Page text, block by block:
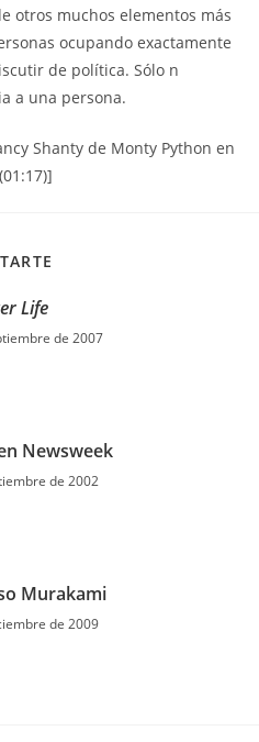
otros muchos elementos más
ocupando exactamente
de política. Sólo n
a una persona.
Shanty de Monty Python en
Life
de 2007
Newsweek
de 2002
Murakami
de 2009